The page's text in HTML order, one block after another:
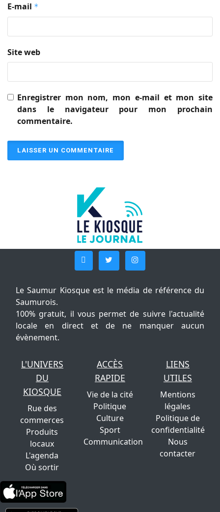
E-mail *
Site web
Enregistrer mon nom, mon e-mail et mon site
dans le navigateur pour mon prochain
commentaire.
Le Saumur Kiosque est le média de référence du
Saumurois.
100% gratuit, il vous permet de suivre l'actualité
locale en direct et de ne manquer aucun
évènement.
L'UNIVERS
DU
KIOSQUE
Rue des
commerces
Produits
locaux
L'agenda
Où sortir
ACCÈS
RAPIDE
Vie de la cité
Politique
Culture
Sport
Communication
LIENS
UTILES
Mentions
légales
Politique de
confidentialité
Nous
contacter